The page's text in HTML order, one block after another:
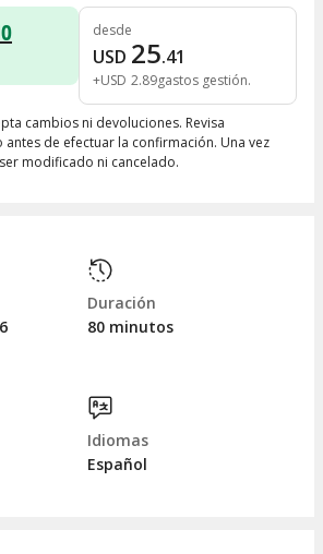
desde
USD 25.41
+USD 2.89gastos gestión
cambios ni devoluciones. Revisa
de efectuar la confirmación. Una vez
modificado ni cancelado.
Duración
80 minutos
Idiomas
Español